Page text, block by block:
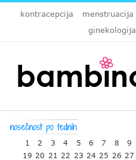
kontracepcija menstruacija
ginekologija
1 2 3 4 5 6 7 8 9
19 20 21 22 23 24 25 26 27